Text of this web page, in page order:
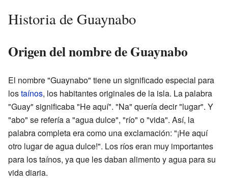
Historia de Guaynabo
Origen del nombre de Guaynabo
El nombre "Guaynabo" tiene un significado especial para
lostaínos, los habitantes originales de la isla. La palabra
"Guay" significaba "He aquí". "Na" quería decir "lugar". Y
"abo" se refería a "agua dulce", "río" o "vida". Así, la
palabra completa era como una exclamación: "¡He aquí
otro lugar de agua dulce!". Los ríos eran muy importantes
para los taínos, ya que les daban alimento y agua para su
vida diaria.